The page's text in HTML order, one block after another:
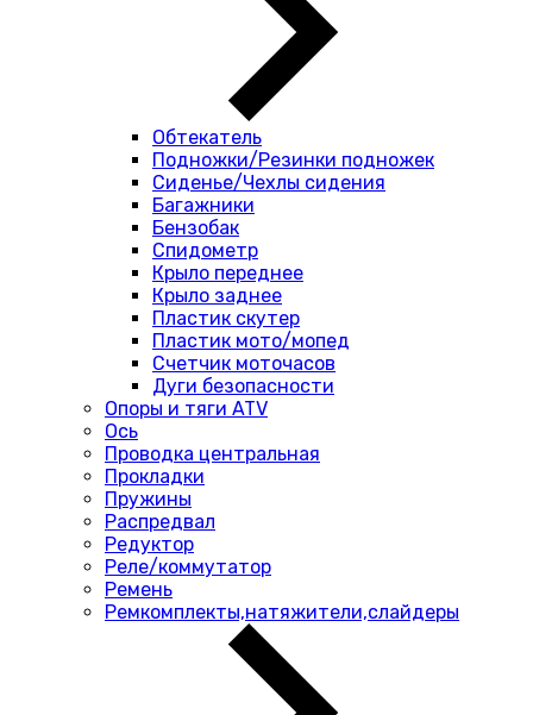
Обтекатель
Подножки/Резинки подножек
Сиденье/Чехлы сидения
Багажники
Бензобак
Спидометр
Крыло переднее
Крыло заднее
Пластик скутер
Пластик мото/мопед
Счетчик моточасов
Дуги безопасности
Опоры и тяги ATV
Ось
Проводка центральная
Прокладки
Пружины
Распредвал
Редуктор
Реле/коммутатор
Ремень
Ремкомплекты,натяжители,слайдеры